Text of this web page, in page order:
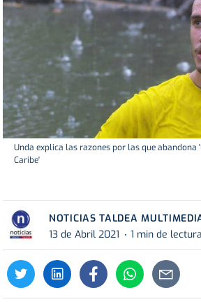
Unda explica las razones por las que abandona
Caribe'
NOTICIAS TALDEA
13 de Abril 2021
1 min de lectura